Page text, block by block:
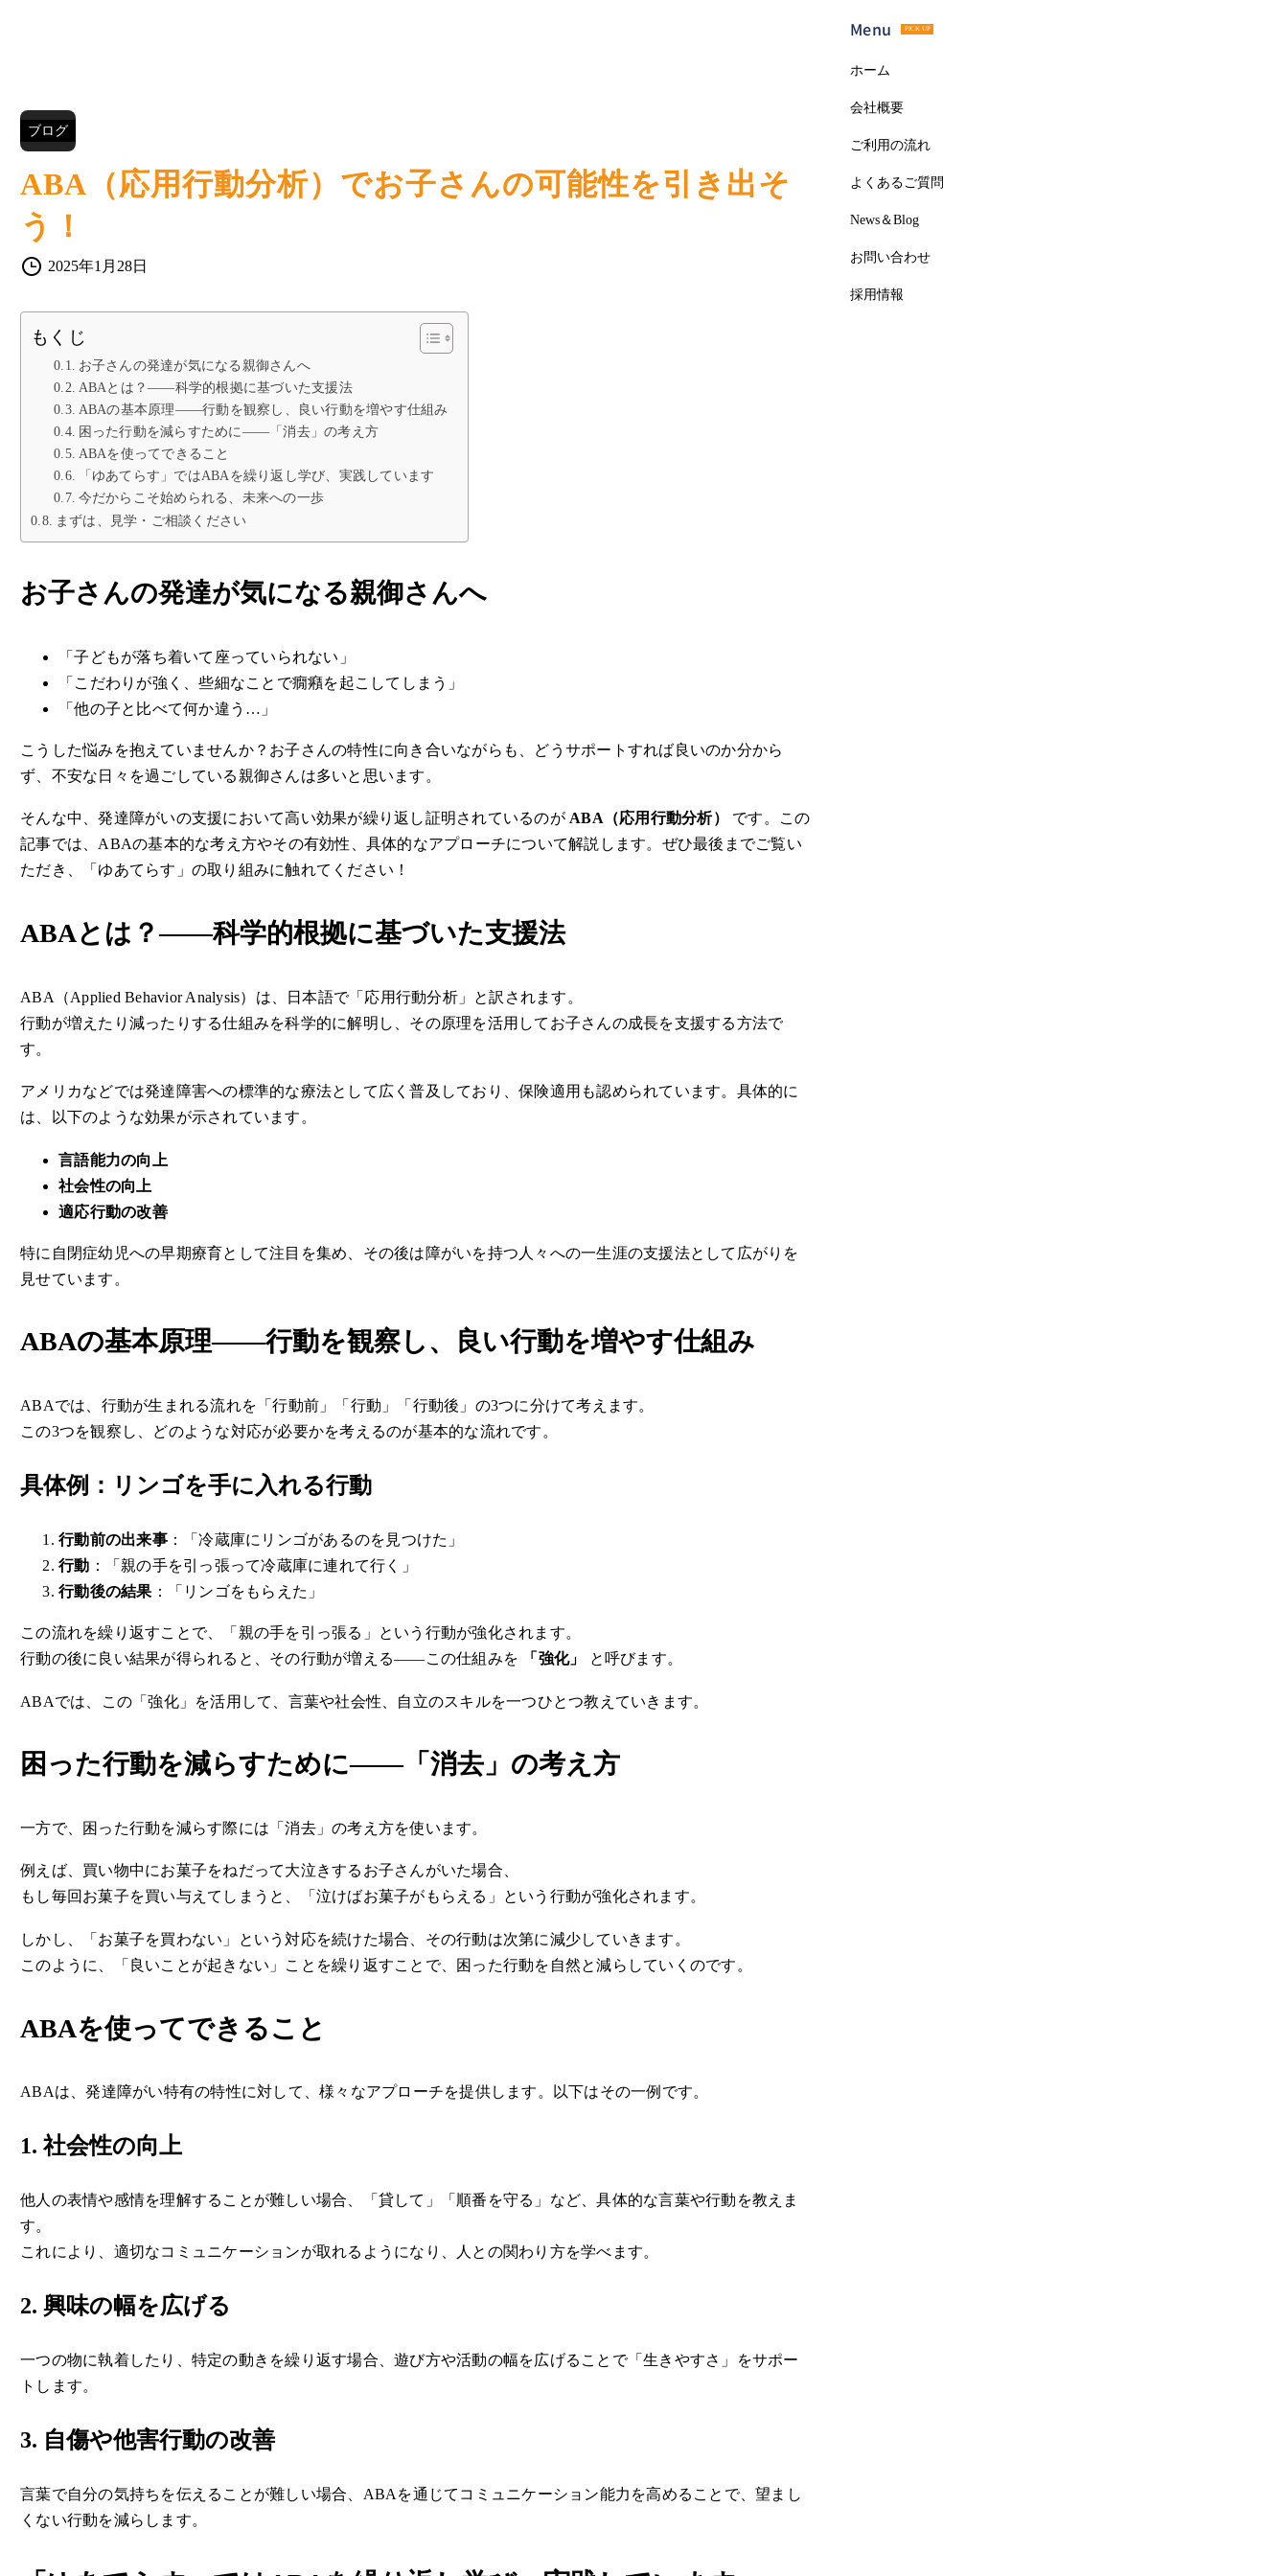
ブログ
ABA（応用行動分析）でお子さんの可能性を引き出そ
う！
2025年1月28日
もくじ
お子さんの発達が気になる親御さんへ
ABAとは？――科学的根拠に基づいた支援法
ABAの基本原理――行動を観察し、良い行動を増やす仕組み
困った行動を減らすために――「消去」の考え方
ABAを使ってできること
「ゆあてらす」ではABAを繰り返し学び、実践しています
今だからこそ始められる、未来への一歩
まずは、見学・ご相談ください
お子さんの発達が気になる親御さんへ
「子どもが落ち着いて座っていられない」
「こだわりが強く、些細なことで癇癪を起こしてしまう」
「他の子と比べて何か違う…」
こうした悩みを抱えていませんか？お子さんの特性に向き合いながらも、どうサポートすれば良いのか分から
ず、不安な日々を過ごしている親御さんは多いと思います。
そんな中、発達障がいの支援において高い効果が繰り返し証明されているのが ABA（応用行動分析）
です。この
記事では、ABAの基本的な考え方やその有効性、具体的なアプローチについて解説します。ぜひ最後までご覧い
ただき、「ゆあてらす」の取り組みに触れてください！
ABAとは？――科学的根拠に基づいた支援法
ABA（Applied Behavior Analysis）は、日本語で「応用行動分析」と訳されます。
行動が増えたり減ったりする仕組みを科学的に解明し、その原理を活用してお子さんの成長を支援する方法で
す。
アメリカなどでは発達障害への標準的な療法として広く普及しており、保険適用も認められています。具体的に
は、以下のような効果が示されています。
言語能力の向上
社会性の向上
適応行動の改善
特に自閉症幼児への早期療育として注目を集め、その後は障がいを持つ人々への一生涯の支援法として広がりを
見せています。
ABAの基本原理――行動を観察し、良い行動を増やす仕組み
ABAでは、行動が生まれる流れを「行動前」「行動」「行動後」の3つに分けて考えます。
この3つを観察し、どのような対応が必要かを考えるのが基本的な流れです。
具体例：リンゴを手に入れる行動
行動前の出来事：「冷蔵庫にリンゴがあるのを見つけた」
行動 ：「親の手を引っ張って冷蔵庫に連れて行く」
行動後の結果 ：「リンゴをもらえた」
この流れを繰り返すことで、「親の手を引っ張る」という行動が強化されます。
行動の後に良い結果が得られると、その行動が増える――この仕組みを
「強化」 と呼びます。
ABAでは、この「強化」を活用して、言葉や社会性、自立のスキルを一つひとつ教えていきます。
困った行動を減らすために――「消去」の考え方
一方で、困った行動を減らす際には「消去」の考え方を使います。
例えば、買い物中にお菓子をねだって大泣きするお子さんがいた場合、
もし毎回お菓子を買い与えてしまうと、「泣けばお菓子がもらえる」という行動が強化されます。
しかし、「お菓子を買わない」という対応を続けた場合、その行動は次第に減少していきます。
このように、「良いことが起きない」ことを繰り返すことで、困った行動を自然と減らしていくのです。
ABAを使ってできること
ABAは、発達障がい特有の特性に対して、様々なアプローチを提供します。以下はその一例です。
1. 社会性の向上
他人の表情や感情を理解することが難しい場合、「貸して」「順番を守る」など、具体的な言葉や行動を教えま
す。
これにより、適切なコミュニケーションが取れるようになり、人との関わり方を学べます。
2. 興味の幅を広げる
一つの物に執着したり、特定の動きを繰り返す場合、遊び方や活動の幅を広げることで「生きやすさ」をサポー
トします。
3. 自傷や他害行動の改善
言葉で自分の気持ちを伝えることが難しい場合、ABAを通じてコミュニケーション能力を高めることで、望まし
くない行動を減らします。
Menu PICK UP
ホーム
会社概要
ご利用の流れ
よくあるご質問
News＆Blog
お問い合わせ
採用情報